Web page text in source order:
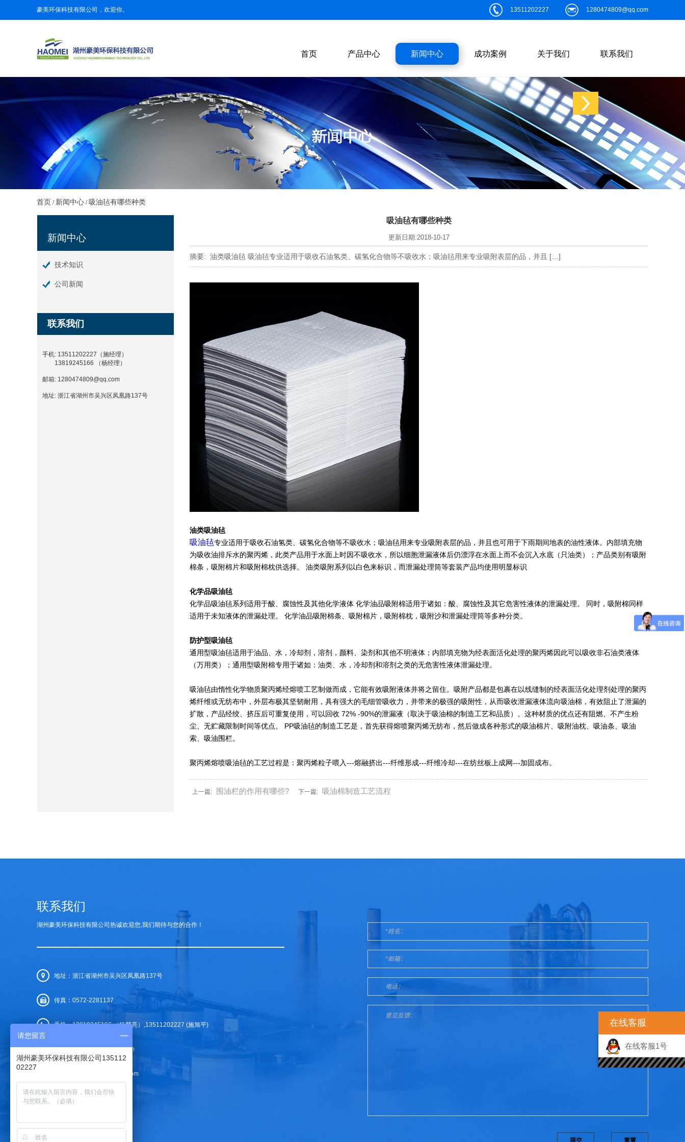
豪美环保科技有限公司，欢迎你。 13511202227 1280474809@qq.com
首页 产品中心 新闻中心 成功案例 关于我们 联系我们
首页 / 新闻中心 /吸油毡有哪些种类
新闻中心
技术知识
公司新闻
联系我们
手机: 13511202227（施经理）
13819245166 （杨经理）
邮箱: 1280474809@qq.com
地址: 浙江省湖州市吴兴区凤凰路137号
吸油毡有哪些种类
更新日期:2018-10-17
摘要: 油类吸油毡 吸油毡专业适用于吸收石油氢类、碳氢化合物等不吸收水；吸油毡用来专业吸附表层的品，并且 […]
油类吸油毡
吸油毡专业适用于吸收石油氢类、碳氢化合物等不吸收水；吸油毡用来专业吸附表层的品，并且也可用于下雨期间地表的油性液体。内部填充物
为吸收油排斥水的聚丙烯，此类产品用于水面上时因不吸收水，所以细胞泄漏液体后仍漂浮在水面上而不会沉入水底（只油类）；产品类别有吸附
棉条，吸附棉片和吸附棉枕供选择。 油类吸附系列以白色来标识，而泄漏处理筒等套装产品均使用明显标识
化学品吸油毡
化学品吸油毡系列适用于酸、腐蚀性及其他化学液体 化学油品吸附棉适用于诸如：酸、腐蚀性及其它危害性液体的泄漏处理。 同时，吸附棉同样
适用于未知液体的泄漏处理。 化学油品吸附棉条、吸附棉片，吸附棉枕，吸附沙和泄漏处理筒等多种分类。
防护型吸油毡
通用型吸油毡适用于油品、水，冷却剂，溶剂，颜料、染剂和其他不明液体；内部填充物为经表面活化处理的聚丙烯因此可以吸收非石油类液体
（万用类）；通用型吸附棉专用于诸如：油类、水，冷却剂和溶剂之类的无危害性液体泄漏处理。
吸油毡由惰性化学物质聚丙烯经熔喷工艺制做而成，它能有效吸附液体并将之留住。吸附产品都是包裹在以线缝制的经表面活化处理剂处理的聚丙
烯纤维或无纺布中，外层布极其坚韧耐用，具有强大的毛细管吸收力，并带来的极强的吸附性，从而吸收泄漏液体流向吸油棉，有效阻止了泄漏的
扩散，产品经绞、挤压后可重复使用，可以回收 72% -90%的泄漏液（取决于吸油棉的制造工艺和品质）。这种材质的优点还有阻燃、不产生粉
尘、无贮藏限制时间等优点。 PP吸油毡的制造工艺是，首先获得熔喷聚丙烯无纺布，然后做成各种形式的吸油棉片、吸附油枕、吸油条、吸油
索、吸油围栏。
聚丙烯熔喷吸油毡的工艺过程是：聚丙烯粒子喂入---熔融挤出---纤维形成---纤维冷却---在纺丝板上成网---加固成布。
上一篇: 围油栏的作用有哪些? 下一篇: 吸油棉制造工艺流程
在线客服
在线客服1号
联系我们
湖州豪美环保科技有限公司热诚欢迎您,我们期待与您的合作！
地址：浙江省湖州市吴兴区凤凰路137号
传真：0572-2281137
手机：13819245166 （杨慧亮）,13511202227 (施旭平)
邮箱：1280474809@qq.com
www.yiyouweikong.com
请您留言
湖州豪美环保科技有限公司135112
02227